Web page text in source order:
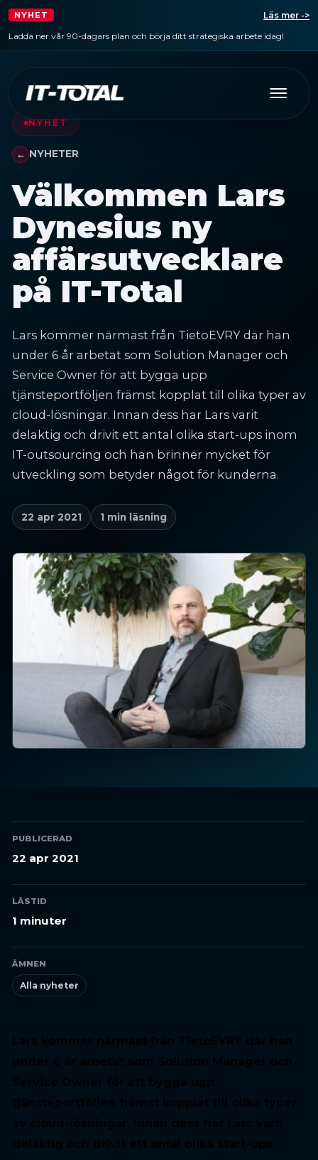
NYHET
Ladda ner vår 90-dagars plan och börja ditt strategiska arbete idag!
Läs mer ->
NYHET
NYHETER
Välkommen Lars
Dynesius ny
affärsutvecklare
på IT-Total
Lars kommer närmast från TietoEVRY där han
under 6 år arbetat som Solution Manager och
Service Owner för att bygga upp
tjänsteportföljen främst kopplat till olika typer av
cloud-lösningar. Innan dess har Lars varit
delaktig och drivit ett antal olika start-ups inom
IT-outsourcing och han brinner mycket för
utveckling som betyder något för kunderna.
22 apr 2021 1 min läsning
PUBLICERAD
22 apr 2021
LÄSTID
1 minuter
ÄMNEN
Alla nyheter